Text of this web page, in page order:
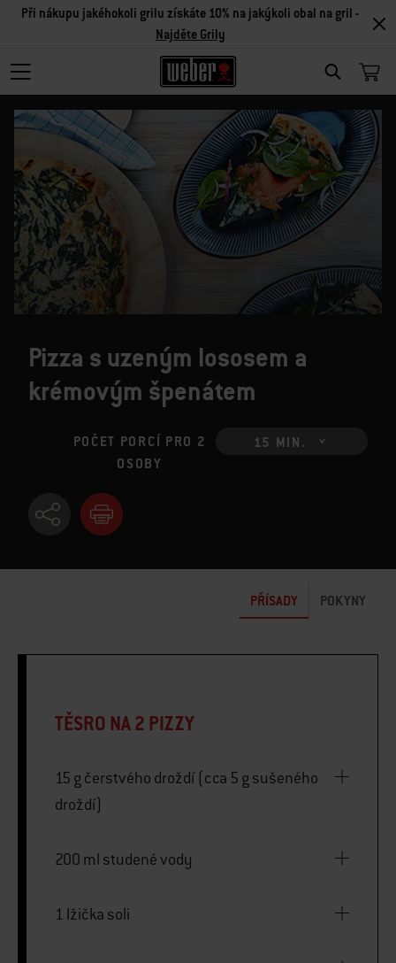
SEARCH
Při nákupu jakéhokoli grilu získáte 10% na jakýkoli obal na gril -
Najděte Grily
Pizza s uzeným lososem a
krémovým špenátem
POČET PORCÍ PRO 2
OSOBY
15 MIN.
PŘÍSADY POKYNY
TĚSRO NA 2 PIZZY
15 g čerstvého droždí (cca 5 g sušeného
droždí)
200 ml studené vody
1 lžička soli